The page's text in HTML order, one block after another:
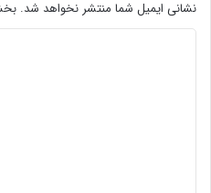
نشانی ایمیل شما منتشر نخواهد شد.